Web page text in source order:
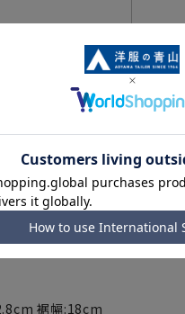
立体設計、深めに
兼ね備えました。
ゴルフなどの行楽
ては店舗へお問い
承ください。
裾幅:18cm